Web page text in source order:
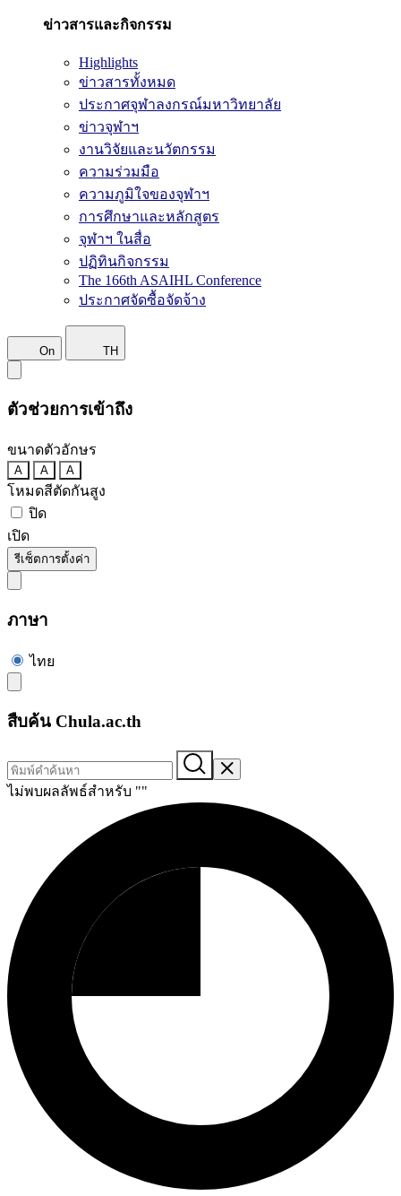
ข่าวสารและกิจกรรม
Highlights
ข่าวสารทั้งหมด
ประกาศจุฬาลงกรณ์มหาวิทยาลัย
ข่าวจุฬาฯ
งานวิจัยและนวัตกรรม
ความร่วมมือ
ความภูมิใจของจุฬาฯ
การศึกษาและหลักสูตร
จุฬาฯ ในสื่อ
ปฏิทินกิจกรรม
The 166th ASAIHL Conference
ประกาศจัดซื้อจัดจ้าง
On TH
ตัวช่วยการเข้าถึง
ขนาดตัวอักษร
A A A
โหมดสีตัดกันสูง
ปิด
เปิด
รีเซ็ตการตั้งค่า
ภาษา
ไทย
สืบค้น Chula.ac.th
ไม่พบผลลัพธ์สำหรับ ""